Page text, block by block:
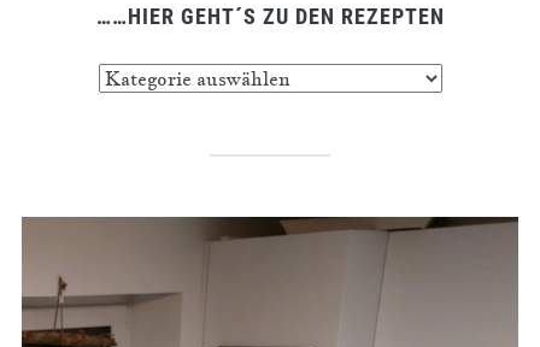
……HIER GEHT´S ZU DEN REZEPTEN